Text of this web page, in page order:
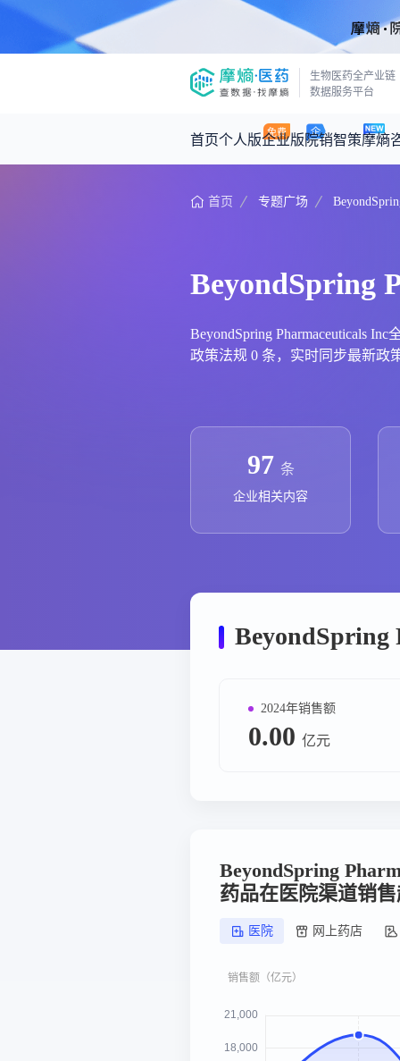
生物医药全产业链
数据服务平台
首页个人版企业版院销智策摩熵
咨询服务
产品立项评估及管线规划
产业/行业调研
投资决策与交易估值
摩熵原创
深度分析
投融资
时讯
数据中心
基于市场数据，为您提供全面的市场
政策法规
药品生产企业
王中健
2026-07-24
首页 专题广场
BeyondSpring
BeyondSpring Pharmaceuticals
政策法规 0 条，实时同步最新政
97 条
企业相关内容
BeyondSpring
2024年销售额
0.00 亿元
BeyondSpring
药品在医院渠道销
医院 网上药店